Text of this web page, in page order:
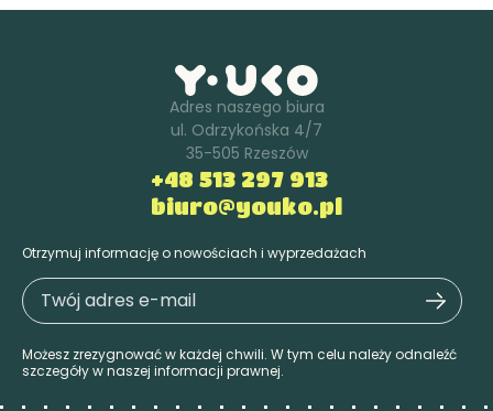
Adres naszego biura
ul. Odrzykońska 4/7
35-505 Rzeszów
+48 513 297 913
biuro@youko.pl
Otrzymuj informację o nowościach i wyprzedażach
Możesz zrezygnować w każdej chwili. W tym celu należy odnaleźć
szczegóły w naszej informacji prawnej.